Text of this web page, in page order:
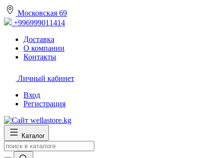
Московская 69
+996999011414
Доставка
О компании
Контакты
Личный кабинет
Вход
Регистрация
Каталог